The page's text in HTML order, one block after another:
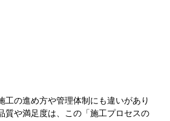
工の進め方や管理体制にも違いがあり
質や満足度は、この「施工プロセスの